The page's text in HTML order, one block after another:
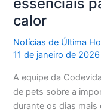
essenciais
calor
Notícias de Última
11 de janeiro de 2026
A equipe da
de pets sobre a
durante os dias